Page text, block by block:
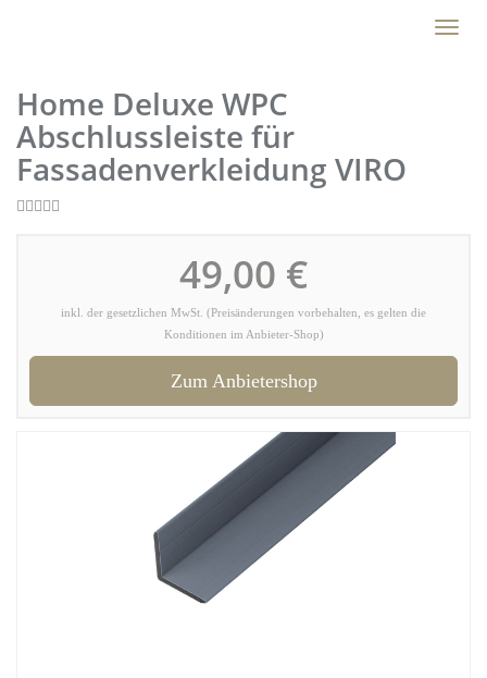
Toggle
Home Deluxe WPC
Abschlussleiste für
Fassadenverkleidung VIRO
49,00 €
inkl. der gesetzlichen MwSt. (Preisänderungen vorbehalten, es gelten die
Konditionen im Anbieter-Shop)
Zum Anbietershop